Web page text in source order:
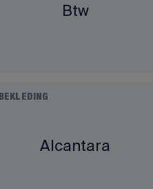
Btw
BEKLEDING
Alcantara